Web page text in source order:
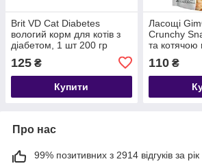
Brit VD Cat Diabetes
вологий корм для котів з
діабетом, 1 шт 200 гр
125 ₴
Купити
Ласощі
Crunchy
та котячою
110₴
Про нас
99% позитивних з 2914 відгуків за рік